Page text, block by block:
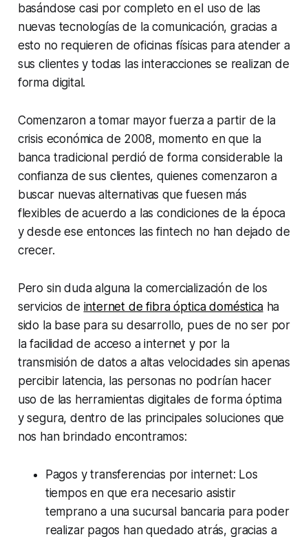
basándose casi por completo en el uso de las
nuevas tecnologías de la comunicación, gracias a
esto no requieren de oficinas físicas para atender a
sus clientes y todas las interacciones se realizan de
forma digital.
Comenzaron a tomar mayor fuerza a partir de la
crisis económica de 2008, momento en que la
banca tradicional perdió de forma considerable la
confianza de sus clientes, quienes comenzaron a
buscar nuevas alternativas que fuesen más
flexibles de acuerdo a las condiciones de la época
y desde ese entonces las fintech no han dejado de
crecer.
Pero sin duda alguna la comercialización de los
servicios de internet de fibra óptica domésticaha
sido la base para su desarrollo, pues de no ser por
la facilidad de acceso a internet y por la
transmisión de datos a altas velocidades sin apenas
percibir latencia, las personas no podrían hacer
uso de las herramientas digitales de forma óptima
y segura, dentro de las principales soluciones que
nos han brindado encontramos:
Pagos y transferencias por internet: Los
tiempos en que era necesario asistir
temprano a una sucursal bancaria para poder
realizar pagos han quedado atrás, gracias a